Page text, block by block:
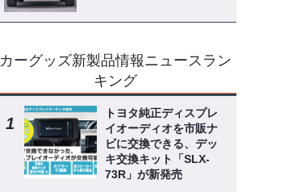
カーグッズ新製品情報ニュースラン
キング
トヨタ純正ディスプレ
イオーディオを市販ナ
ビに交換できる、デッ
キ交換キット「SLX-
73R」が新発売